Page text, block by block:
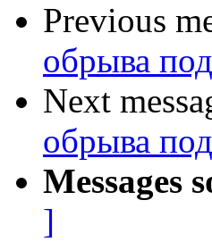
Previous
обрыва
Next
обрыва
Messages
]